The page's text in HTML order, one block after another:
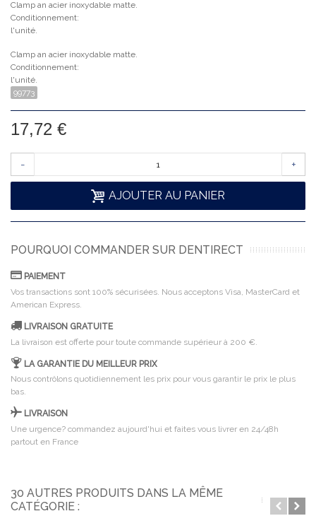
Clamp an acier inoxydable matte.
Conditionnement:
l'unité.
Clamp an acier inoxydable matte.
Conditionnement:
l'unité.
99773
17,72 €
- +
AJOUTER AU PANIER
POURQUOI COMMANDER SUR DENTIRECT
PAIEMENT
Vos transactions sont 100% sécurisées. Nous acceptons Visa, MasterCard et
American Express.
LIVRAISON GRATUITE
La livraison est offerte pour toute commande supérieur à 200 €.
LA GARANTIE DU MEILLEUR PRIX
Nous contrôlons quotidiennement les prix pour vous garantir le prix le plus
bas.
LIVRAISON
Une urgence? commandez aujourd'hui et faites vous livrer en 24/48h
partout en France
30 AUTRES PRODUITS DANS LA MÊME
CATÉGORIE :